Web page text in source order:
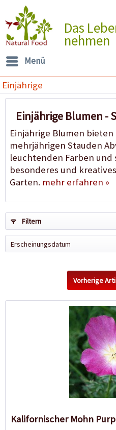
Das
nehmen
Menü
Einjährige
Einjährige Blumen -
Einjährige Blumen
mehrjährigen Stauden
leuchtenden Farben und
besonderes und
Garten. mehr erfahren »
Filtern
Vorherige
Kalifornischer Mohn